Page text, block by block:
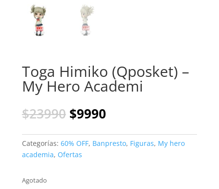
Toga Himiko (Qposket) –
My Hero Academi
$23990 El
precio
original
era:
$23990.
$9990El
actual
es:
Categorías: 60% OFF, Banpresto, Figuras, My hero
academia, Ofertas
Agotado